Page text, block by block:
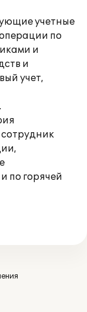
учетные
по
и
и
учет,
по горячей